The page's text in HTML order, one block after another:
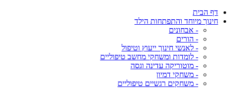
דף הבית
חינוך מיוחד והתפתחות הילד
- אבחונים
- הורים
- לאנשי חינוך ייעוץ וטיפול
- לומדות ומשחקי מחשב טיפוליים
- מוטוריקה עדינה וגסה
- משחקי דמיון
- משחקים רגשיים טיפוליים